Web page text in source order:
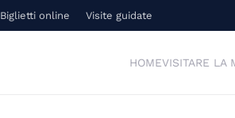
Biglietti online Visite guidate
HOMEVISITARE LA